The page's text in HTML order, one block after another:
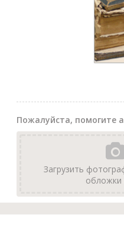
Пожалуйста, помогите
Загрузить
обложки